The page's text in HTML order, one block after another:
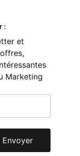
et
Marketing
Envoyer
: